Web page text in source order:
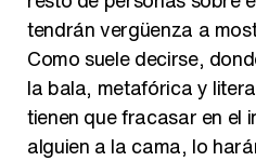
tendrán vergüenza a
Como suele decirse,
la bala, metafórica y
tienen que fracasar en el
alguien a la cama, lo
haberlo intentado.